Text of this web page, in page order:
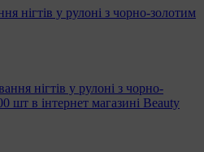
нігтів у рулоні з чорно-золотим